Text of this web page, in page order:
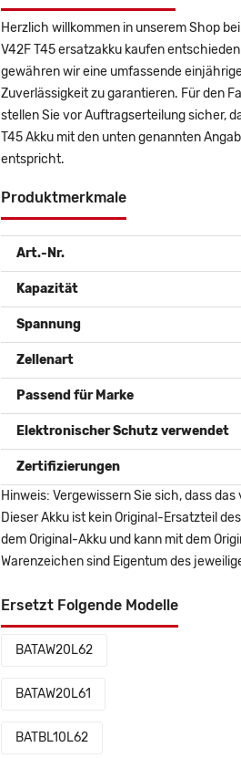
Herzlich willkommen in unserem Shop
V42F T45 ersatzakku kaufen
gewähren wir eine umfassende
Zuverlässigkeit zu garantieren. Für den
stellen Sie vor Auftragserteilung sicher,
T45 Akku mit den unten genannten
entspricht.
Produktmerkmale
Art.-Nr.
Kapazität
Spannung
Zellenart
Passend für Marke
Elektronischer Schutz verwendet
Zertifizierungen
Hinweis: Vergewissern Sie sich, dass
Dieser Akku ist kein Original-Ersatzteil
dem Original-Akku und kann mit dem
Warenzeichen sind Eigentum des
Ersetzt Folgende Modelle
BATAW20L62
BATAW20L61
BATBL10L62